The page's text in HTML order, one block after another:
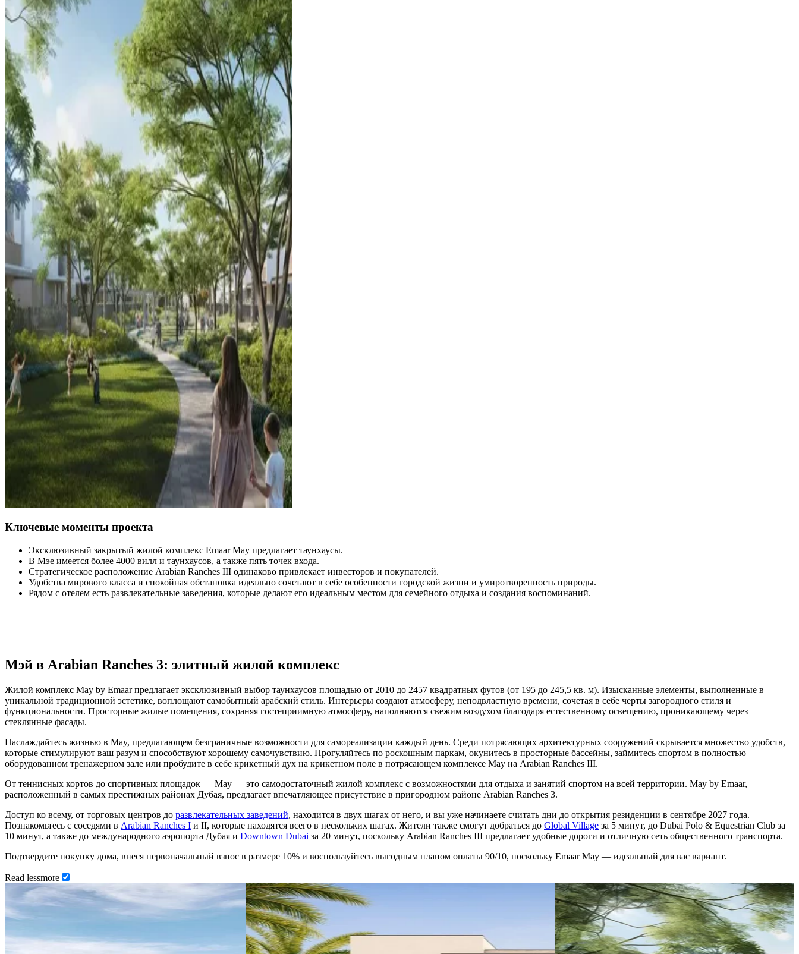
Ключевые моменты проекта
Эксклюзивный закрытый жилой комплекс Emaar May предлагает таунхаусы.
В Мэе имеется более 4000 вилл и таунхаусов, а также пять точек входа.
Стратегическое расположение Arabian Ranches III одинаково привлекает инвесторов и покупателей.
Удобства мирового класса и спокойная обстановка идеально сочетают в себе особенности городской жизни и умиротворенность природы.
Рядом с отелем есть развлекательные заведения, которые делают его идеальным местом для семейного отдыха и создания воспоминаний.
Мэй в Arabian Ranches 3: элитный жилой комплекс
Жилой комплекс May by Emaar предлагает эксклюзивный выбор таунхаусов площадью от 2010 до 2457 квадратных футов (от 195 до 245,5 кв. м). Изысканные элементы, выполненные в
уникальной традиционной эстетике, воплощают самобытный арабский стиль. Интерьеры создают атмосферу, неподвластную времени, сочетая в себе черты загородного стиля и
функциональности. Просторные жилые помещения, сохраняя гостеприимную атмосферу, наполняются свежим воздухом благодаря естественному освещению, проникающему через
стеклянные фасады.
Наслаждайтесь жизнью в May, предлагающем безграничные возможности для самореализации каждый день. Среди потрясающих архитектурных сооружений скрывается множество удобств,
которые стимулируют ваш разум и способствуют хорошему самочувствию. Прогуляйтесь по роскошным паркам, окунитесь в просторные бассейны, займитесь спортом в полностью
оборудованном тренажерном зале или пробудите в себе крикетный дух на крикетном поле в потрясающем комплексе May на Arabian Ranches III.
От теннисных кортов до спортивных площадок — May — это самодостаточный жилой комплекс с возможностями для отдыха и занятий спортом на всей территории. May by Emaar,
расположенный в самых престижных районах Дубая, предлагает впечатляющее присутствие в пригородном районе Arabian Ranches 3.
Доступ ко всему, от торговых центров до развлекательных заведений, находится в двух шагах от него, и вы уже начинаете считать дни до открытия резиденции в сентябре 2027 года.
Познакомьтесь с соседями в Arabian Ranches I и II, которые находятся всего в нескольких шагах. Жители также смогут добраться до Global Village за 5 минут, до Dubai Polo & Equestrian Club за
10 минут, а также до международного аэропорта Дубая и Downtown Dubai за 20 минут, поскольку Arabian Ranches III предлагает удобные дороги и отличную сеть общественного транспорта.
Подтвердите покупку дома, внеся первоначальный взнос в размере 10% и воспользуйтесь выгодным планом оплаты 90/10, поскольку Emaar May — идеальный для вас вариант.
Read lessmore